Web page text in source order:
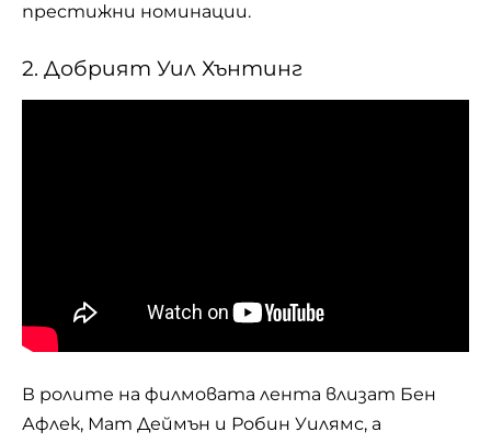
престижни номинации.
2. Добрият Уил Хънтинг
В ролите на филмовата лента влизат Бен
Афлек, Мат Деймън и Робин Уилямс, а